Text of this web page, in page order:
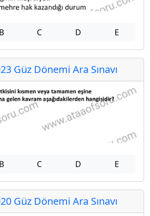
B C D E
Güz Dönemi Ara Sınavı
B C D E
Güz Dönemi Ara Sınavı